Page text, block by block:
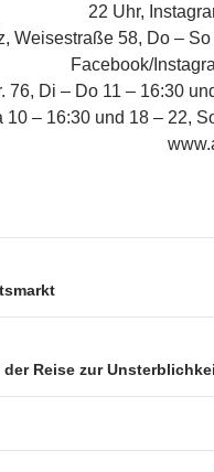
22 Uhr,
Weisestraße 58, Do – So
Facebook/
76, Di – Do 11 – 16:30
10 – 16:30 und 18 – 22,
Reise zur